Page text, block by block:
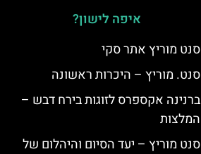
איפה לישון?
סנט מוריץ אתר סקי
סנט. מוריץ – היכרות ראשונה
ברנינה אקספרס לזוגות בירח דבש –
המלצות
סנט מוריץ – יעד הסיום והיהלום של